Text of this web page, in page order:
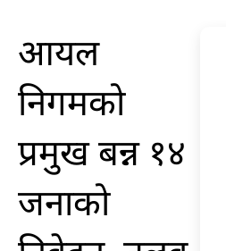
आयल
निगमको
प्रमुख बन्न १४
जनाको